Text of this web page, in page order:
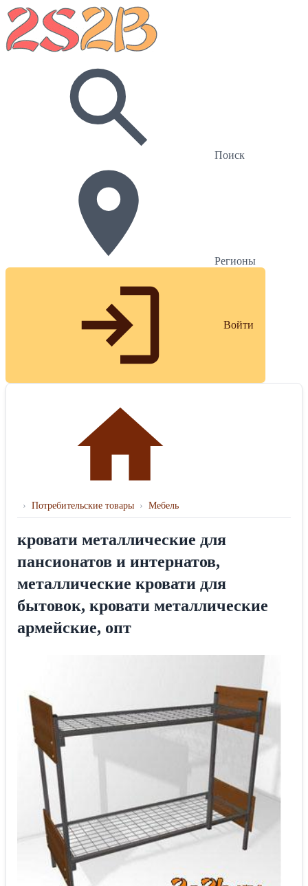
Поиск
Регионы
Войти
› Потребительские товары › Мебель
кровати металлические для
пансионатов и интернатов,
металлические кровати для
бытовок, кровати металлические
армейские, опт